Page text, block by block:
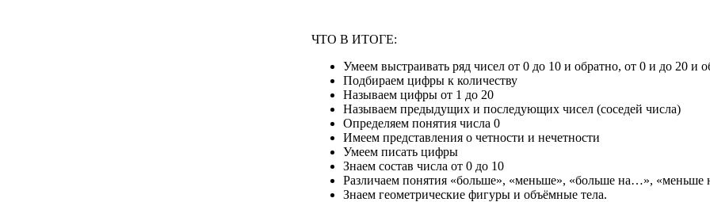
ЧТО В ИТОГЕ:
Умеем выстраивать ряд чисел от 0 до 10 и обратно, от 0 и до 20 и
Подбираем цифры к количеству
Называем цифры от 1 до 20
Называем предыдущих и последующих чисел (соседей числа)
Определяем понятия числа 0
Имеем представления о четности и нечетности
Умеем писать цифры
Знаем состав числа от 0 до 10
Различаем понятия «больше», «меньше», «больше на…»,
Знаем геометрические фигуры и объёмные тела.